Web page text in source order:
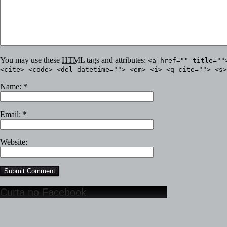
You may use these HTML tags and attributes: <a href=""
<cite> <code> <del datetime=""> <em> <i> <q cite="">
Name: *
Email: *
Website:
Curta no Facebook